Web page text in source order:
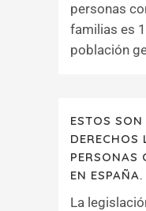
personas
familias es
población
ESTOS
DERECHOS
PERSONAS
EN ESPAÑA.
La